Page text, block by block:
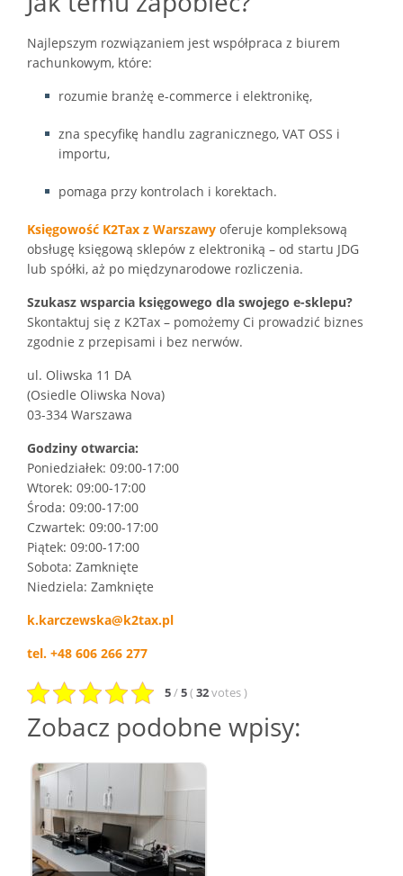
Najlepszym rozwiązaniem jest współpraca z biurem
rachunkowym, które:
rozumie branżę e-commerce i elektronikę,
zna specyfikę handlu zagranicznego, VAT OSS i
importu,
pomaga przy kontrolach i korektach.
Księgowość K2Tax z Warszawy oferuje kompleksową
obsługę księgową sklepów z elektroniką – od startu JDG
lub spółki, aż po międzynarodowe rozliczenia.
Szukasz wsparcia księgowego dla swojego e-sklepu?
Skontaktuj się z K2Tax – pomożemy Ci prowadzić biznes
zgodnie z przepisami i bez nerwów.
ul. Oliwska 11 DA
(Osiedle Oliwska Nova)
03-334 Warszawa
Godziny otwarcia:
Poniedziałek: 09:00-17:00
Wtorek: 09:00-17:00
Środa: 09:00-17:00
Czwartek: 09:00-17:00
Piątek: 09:00-17:00
Sobota: Zamknięte
Niedziela: Zamknięte
k.karczewska@k2tax.pl
tel. +48 606 266 277
5 / 5 ( 32 votes)
Zobacz podobne wpisy: